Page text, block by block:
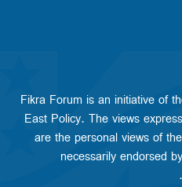
Fikra Forum is an initiative of
East Policy. The views
are the personal views of
necessarily endorsed